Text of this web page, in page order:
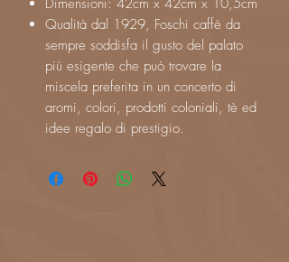
Qualità dal 1929, Foschi caffè da
sempre soddisfa il gusto del palato
più esigente che può trovare la
miscela preferita in un concerto di
aromi, colori, prodotti coloniali, tè ed
idee regalo di prestigio.